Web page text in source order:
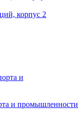
корпус 2
и промышленности